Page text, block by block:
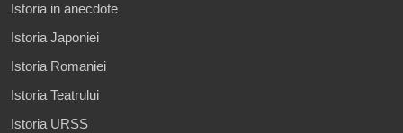
Istoria in anecdote
Istoria Japoniei
Istoria Romaniei
Istoria Teatrului
Istoria URSS